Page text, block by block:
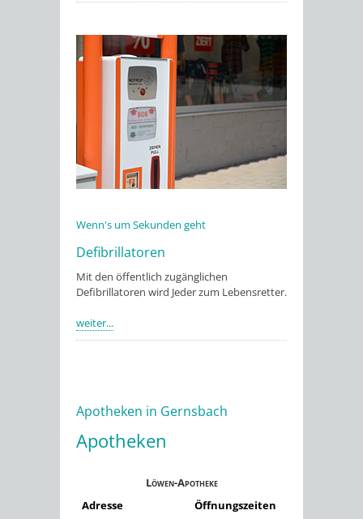
Wenn's um Sekunden geht
Defibrillatoren
Mit den öffentlich zugänglichen
Defibrillatoren wird Jeder zum Lebensretter.
weiter...
Apotheken in Gernsbach
Apotheken
Löwen-Apotheke
Adresse
Öffnungszeiten